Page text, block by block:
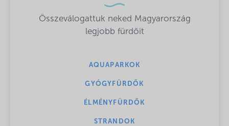
Összeválogattuk neked Magyarország
legjobb fürdőit
AQUAPARKOK
GYÓGYFÜRDŐK
ÉLMÉNYFÜRDŐK
STRANDOK